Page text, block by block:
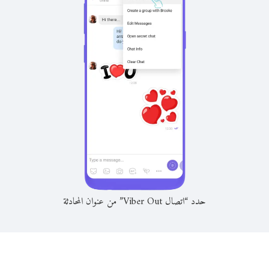
حدد “اتصال Viber Out” من عنوان المحادثة